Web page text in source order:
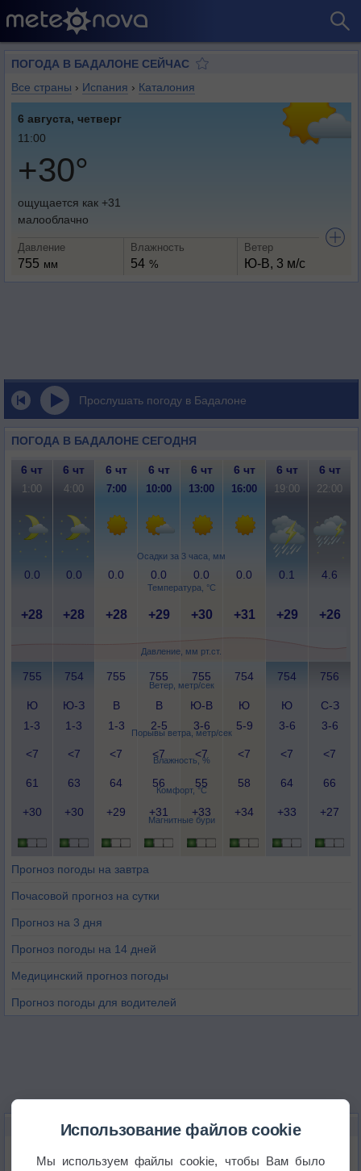
ПОГОДА В БАДАЛОНЕ СЕЙЧАС
Все страны › Испания › Каталония
6 августа, четверг
11:00
+30°
ощущается как +31
малооблачно
Давление
755 мм
Влажность
54 %
Ветер
Ю-В, 3 м/с
Прослушать погоду в Бадалоне
ПОГОДА В БАДАЛОНЕ СЕГОДНЯ
Осадки за 3 часа, мм
Температура, °C
Давление, мм рт.ст.
Ветер, метр/сек
Порывы ветра, метр/сек
Влажность, %
Комфорт, °C
Магнитные бури
6 чт 6 чт 6 чт 6 чт 6 чт 6 чт 6 чт 6 чт
1:00 4:00 7:00 10:00 13:00 16:00 19:00 22:00
0.0 0.0 0.0 0.0 0.0 0.0 0.1 4.6
+28 +28 +28 +29 +30 +31 +29 +26
755 754 755 755 755 754 754 756
Ю
1-3
Ю-З
1-3
В
1-3
В
2-5
Ю-В
3-6
Ю
5-9
Ю
3-6
С-З
3-6
<7 <7 <7 <7 <7 <7 <7 <7
61 63 64 56 55 58 64 66
+30 +30 +29 +31 +33 +34 +33 +27
Прогноз погоды на завтра
Почасовой прогноз на сутки
Прогноз на 3 дня
Прогноз погоды на 14 дней
Медицинский прогноз погоды
Прогноз погоды для водителей
НОВОЕ О ПОГОДЕ
Использование файлов cookie
Мы используем файлы cookie, чтобы Вам было